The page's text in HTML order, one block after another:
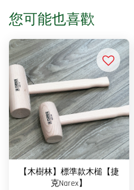
您可能也喜歡
【木樹林】標準款木槌【捷
克Narex】